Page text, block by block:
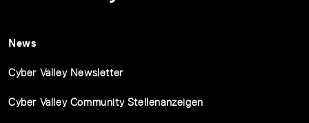
News
Cyber Valley Newsletter
Cyber Valley Community Stellenanzeigen